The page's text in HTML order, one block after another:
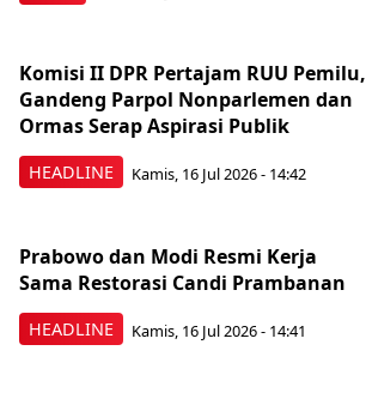
HEADLINE
Komisi II DPR Pertajam RUU Pemilu,
Gandeng Parpol Nonparlemen dan
Ormas Serap Aspirasi Publik
Kamis, 16 Jul 2026 - 14:42
HEADLINE
Prabowo dan Modi Resmi Kerja
Sama Restorasi Candi Prambanan
Kamis, 16 Jul 2026 - 14:41